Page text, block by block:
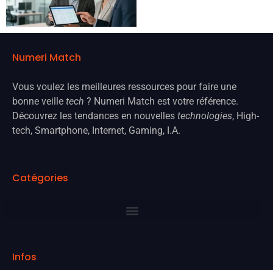
Numeri Match
Vous voulez les meilleures ressources pour faire une
bonne veille tech ? Numeri Match est votre référence.
Découvrez les tendances en nouvelles technologies, High-
tech, Smartphone, Internet, Gaming, I.A.
Catégories
Infos